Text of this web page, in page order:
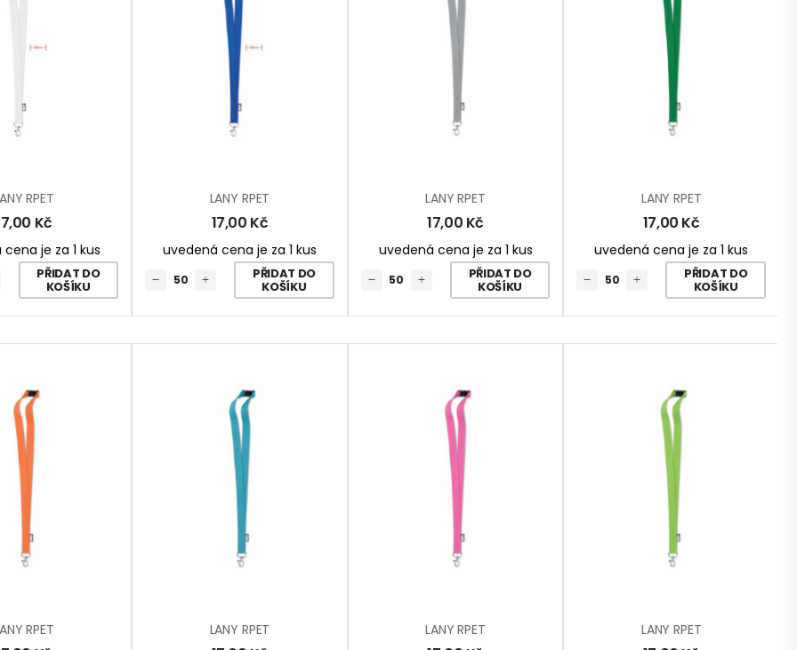
RPET
Kč
je za 1 kus
PŘIDAT DO
KOŠÍKU
LANY RPET
17,00 Kč
uvedená cena je za 1 kus
PŘIDAT DO
KOŠÍKU
LANY RPET
17,00 Kč
uvedená cena je za 1 kus
PŘIDAT DO
KOŠÍKU
LANY RPET
17,00 Kč
uvedená cena je za 1 kus
PŘIDAT DO
KOŠÍKU
RPET LANY RPET LANY RPET LANY RPET